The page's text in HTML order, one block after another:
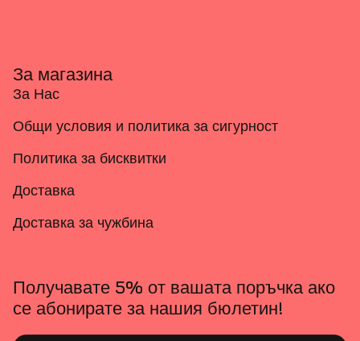
За магазина
За Нас
Общи условия и политика за сигурност
Политика за бисквитки
Доставка
Доставка за чужбина
Получавате 5% от вашата поръчка ако
се абонирате за нашия бюлетин!